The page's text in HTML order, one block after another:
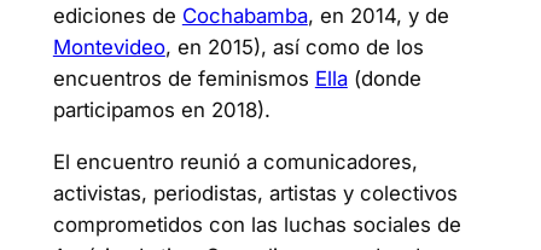
ediciones de Cochabamba, en 2014, y de
Montevideo, en 2015), así como de los
encuentros de feminismos Ella(donde
participamos en 2018).
El encuentro reunió a comunicadores,
activistas, periodistas, artistas y colectivos
comprometidos con las luchas sociales de